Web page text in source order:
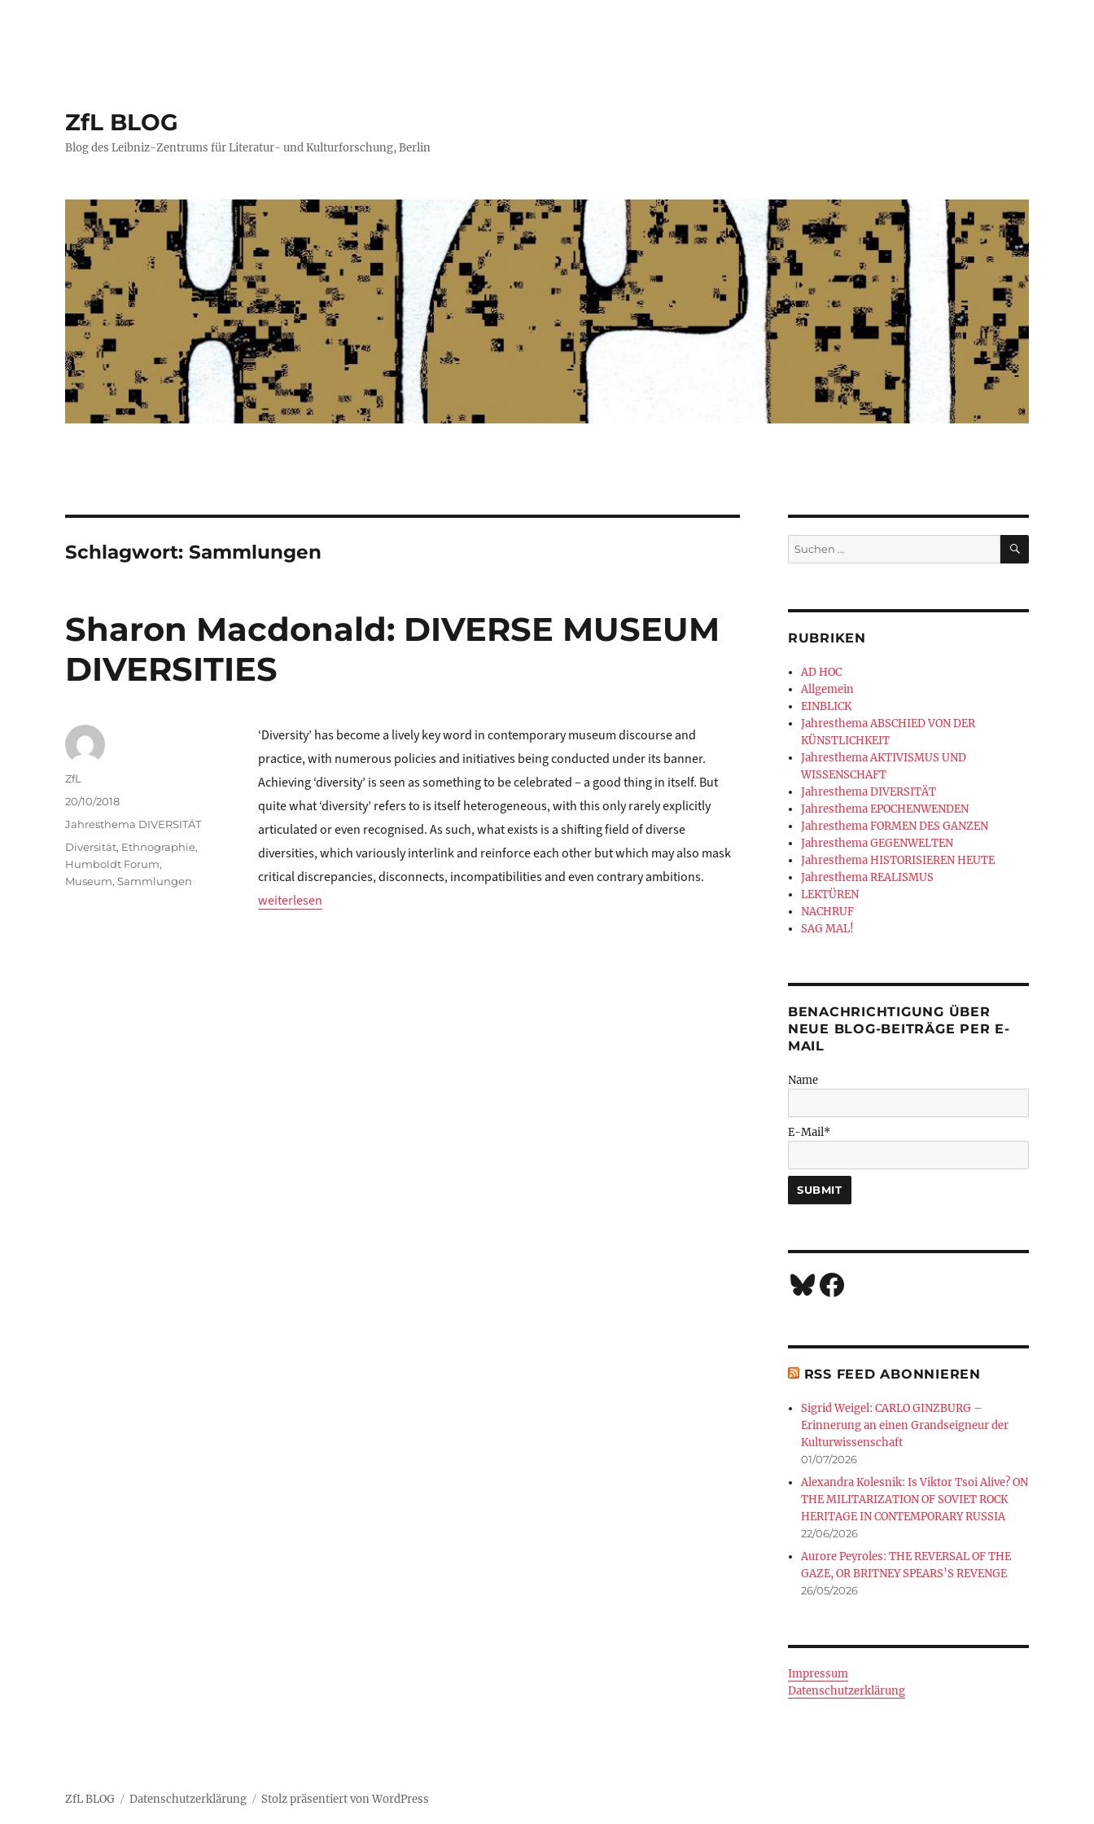
ZfL BLOG
Blog des Leibniz-Zentrums für Literatur- und Kulturforschung, Berlin
Schlagwort:Sammlungen
Sharon Macdonald: DIVERSE MUSEUM
DIVERSITIES
‘Diversity’ has become a lively key word in contemporary museum discourse and
practice, with numerous policies and initiatives being conducted under its banner.
Achieving ‘diversity’ is seen as something to be celebrated – a good thing in itself. But
quite what ‘diversity’ refers to is itself heterogeneous, with this only rarely explicitly
articulated or even recognised. As such, what exists is a shifting field of diverse
diversities, which variously interlink and reinforce each other but which may also mask
critical discrepancies, disconnects, incompatibilities and even contrary ambitions.
„Sharon Macdonald: DIVERSE MUSEUM DIVERSITIES“
weiterlesen
Autor
ZfL
Veröffentlicht
am
20/10/2018
Kategorien
Jahresthema DIVERSITÄT
Schlagwörter
Diversität, Ethnographie,
Humboldt Forum,
Museum,Sammlungen
Suchen
nach:
SUCHEN
RUBRIKEN
AD HOC
Allgemein
EINBLICK
Jahresthema ABSCHIED VON DER
KÜNSTLICHKEIT
Jahresthema AKTIVISMUS UND
WISSENSCHAFT
Jahresthema DIVERSITÄT
Jahresthema EPOCHENWENDEN
Jahresthema FORMEN DES GANZEN
Jahresthema GEGENWELTEN
Jahresthema HISTORISIEREN HEUTE
Jahresthema REALISMUS
LEKTÜREN
NACHRUF
SAG MAL!
BENACHRICHTIGUNG ÜBER
NEUE BLOG-BEITRÄGE PER E-
MAIL
Name
E-Mail*
Bluesky
Facebook
RSS FEED ABONNIEREN
Sigrid Weigel: CARLO GINZBURG –
Erinnerung an einen Grandseigneur der
Kulturwissenschaft
01/07/2026
Alexandra Kolesnik: Is Viktor Tsoi Alive? ON
THE MILITARIZATION OF SOVIET ROCK
HERITAGE IN CONTEMPORARY RUSSIA
22/06/2026
Aurore Peyroles: THE REVERSAL OF THE
GAZE, OR BRITNEY SPEARS’S REVENGE
26/05/2026
Impressum
Datenschutzerklärung
ZfL BLOG Datenschutzerklärung Stolz präsentiert von WordPress